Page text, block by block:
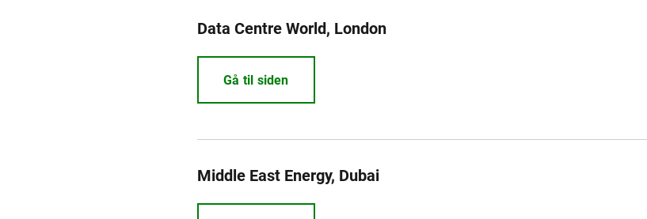
Data Centre World, London
Gå til siden
Middle East Energy, Dubai